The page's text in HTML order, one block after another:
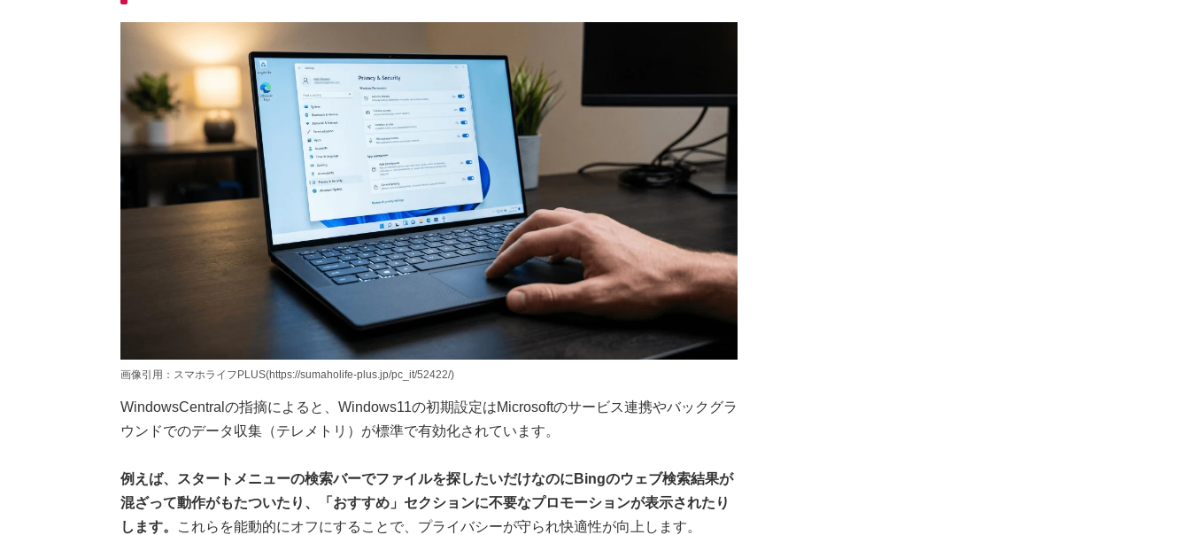
画像引用：スマホライフPLUS(https://sumaholife-plus.jp/pc_it/52422/)
WindowsCentralの指摘によると、Windows11の初期設定はMicrosoftのサービス連携やバックグラ
ウンドでのデータ収集（テレメトリ）が標準で有効化されています。
例えば、スタートメニューの検索バーでファイルを探したいだけなのにBingのウェブ検索結果が
混ざって動作がもたついたり、「おすすめ」セクションに不要なプロモーションが表示されたり
します。
これらを能動的にオフにすることで、プライバシーが守られ快適性が向上します。